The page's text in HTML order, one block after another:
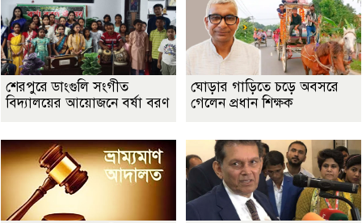
শেরপুরে ডাংগুলি সংগীত
বিদ্যালয়ের আয়োজনে বর্ষা বরণ
ঘোড়ার গাড়িতে চড়ে অবসরে
গেলেন প্রধান শিক্ষক